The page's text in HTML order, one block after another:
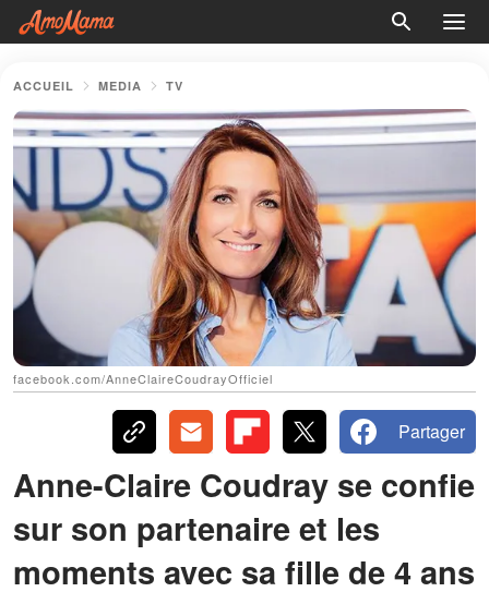
ACCUEIL MEDIA TV
facebook.com/AnneClaireCoudrayOfficiel
Partager
Anne-Claire Coudray se confie
sur son partenaire et les
moments avec sa fille de 4 ans